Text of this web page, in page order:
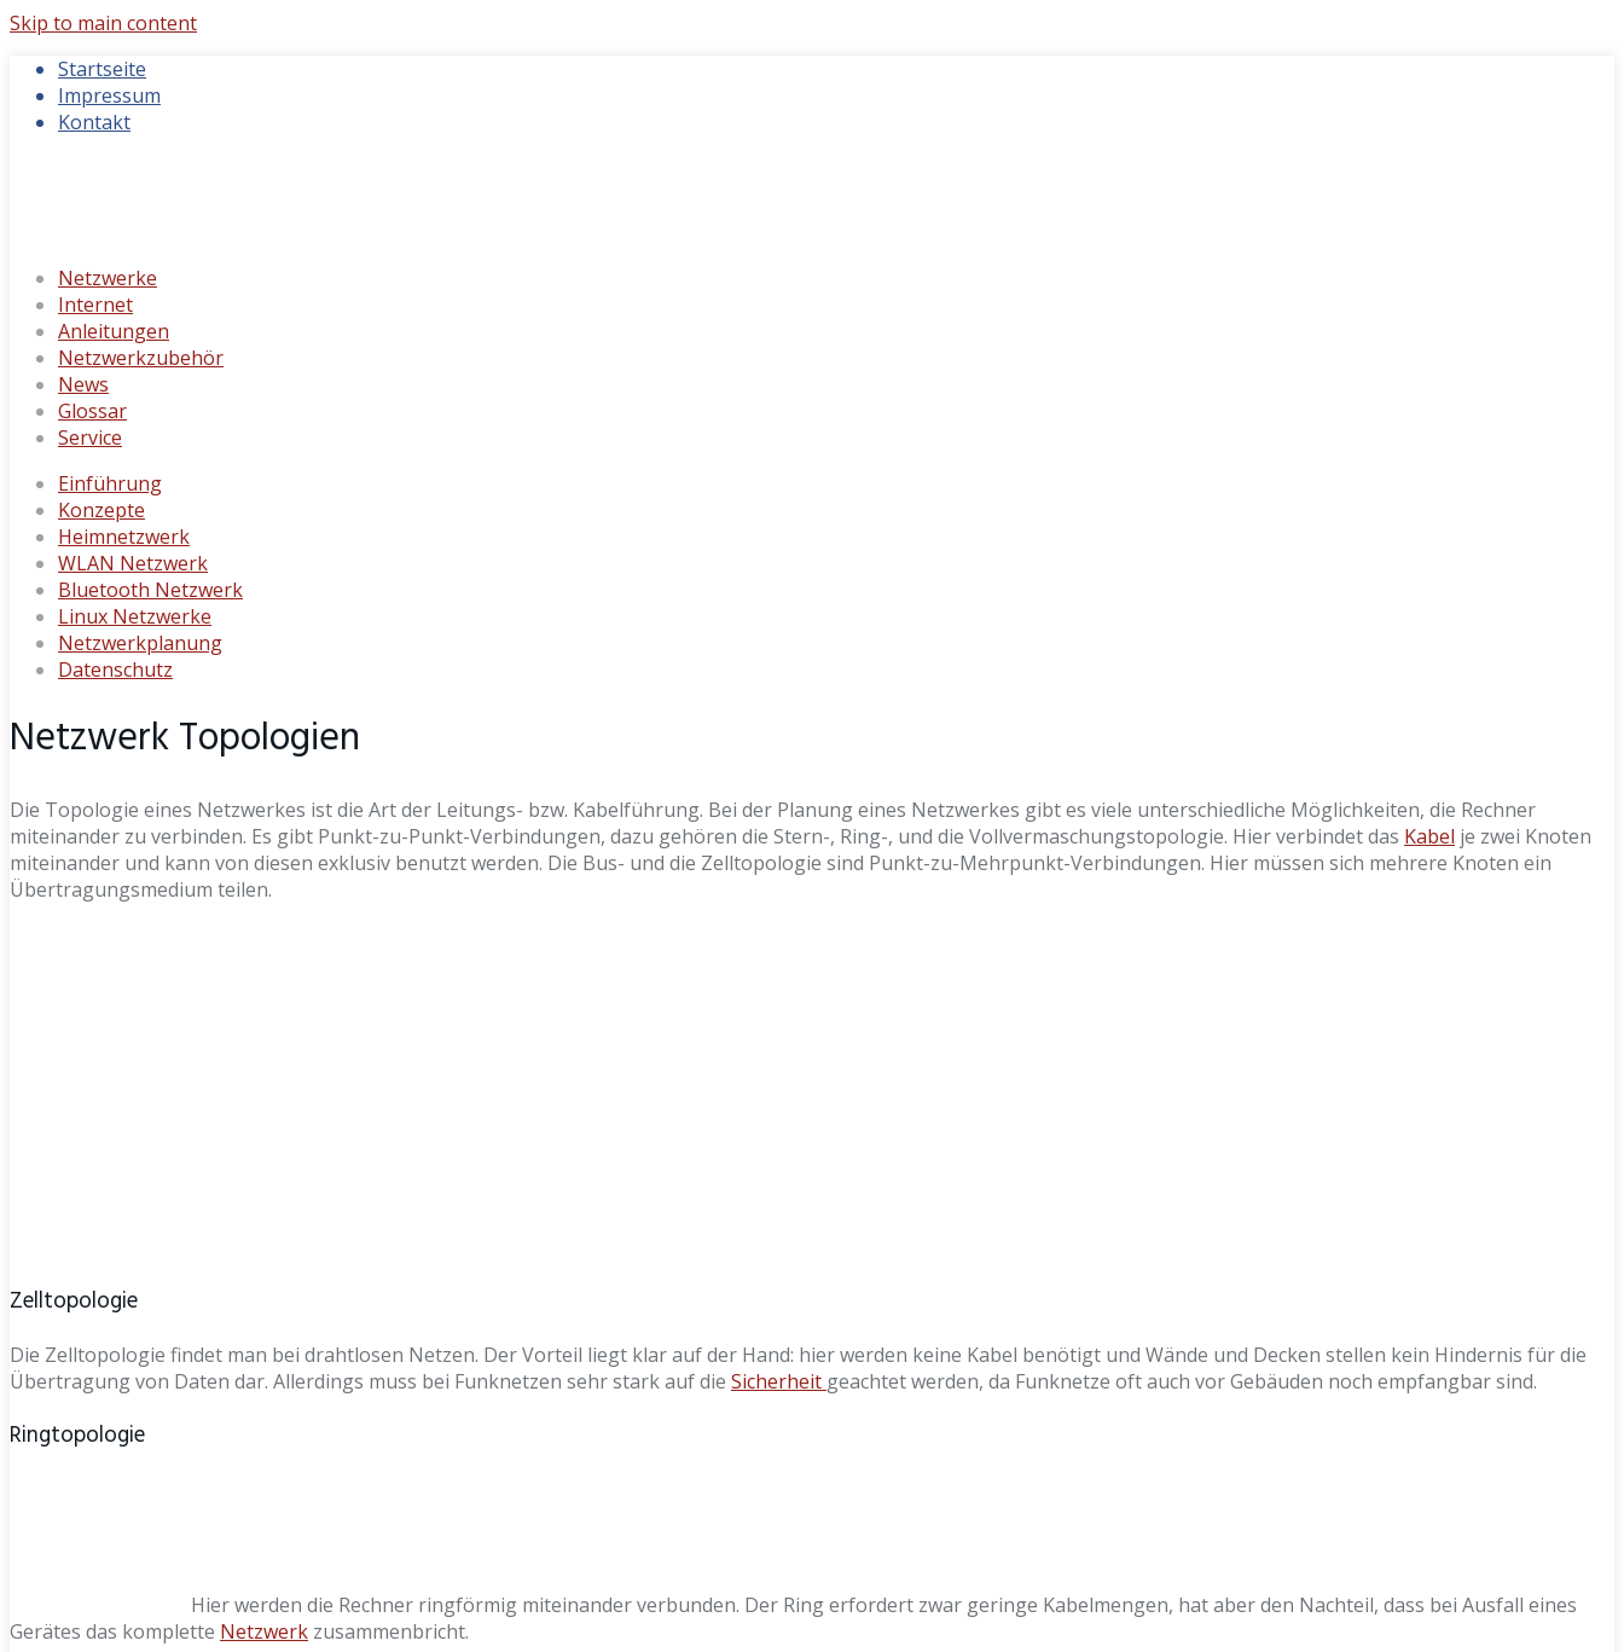
Skip to main content
Startseite
Impressum
Kontakt
Netzwerke
Internet
Anleitungen
Netzwerkzubehör
News
Glossar
Service
Einführung
Konzepte
Heimnetzwerk
WLAN Netzwerk
Bluetooth Netzwerk
Linux Netzwerke
Netzwerkplanung
Datenschutz
Netzwerk Topologien
Die Topologie eines Netzwerkes ist die Art der Leitungs- bzw. Kabelführung. Bei der Planung eines Netzwerkes gibt es viele unterschiedliche Möglichkeiten, die Rechner
miteinander zu verbinden. Es gibt Punkt-zu-Punkt-Verbindungen, dazu gehören die Stern-, Ring-, und die Vollvermaschungstopologie. Hier verbindet das Kabel je zwei Knoten
miteinander und kann von diesen exklusiv benutzt werden. Die Bus- und die Zelltopologie sind Punkt-zu-Mehrpunkt-Verbindungen. Hier müssen sich mehrere Knoten ein
Übertragungsmedium teilen.
Zelltopologie
Die Zelltopologie findet man bei drahtlosen Netzen. Der Vorteil liegt klar auf der Hand: hier werden keine Kabel benötigt und Wände und Decken stellen kein Hindernis für die
Übertragung von Daten dar. Allerdings muss bei Funknetzen sehr stark auf die Sicherheit geachtet werden, da Funknetze oft auch vor Gebäuden noch empfangbar sind.
Ringtopologie
Hier werden die Rechner ringförmig miteinander verbunden. Der Ring erfordert zwar geringe Kabelmengen, hat aber den Nachteil, dass bei Ausfall eines
Gerätes das komplette Netzwerk zusammenbricht.